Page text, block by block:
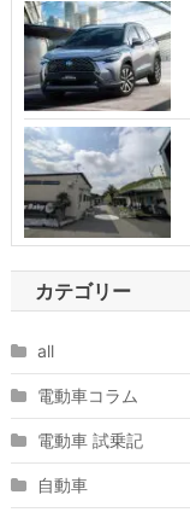
カテゴリー
all
電動車コラム
電動車 試乗記
自動車